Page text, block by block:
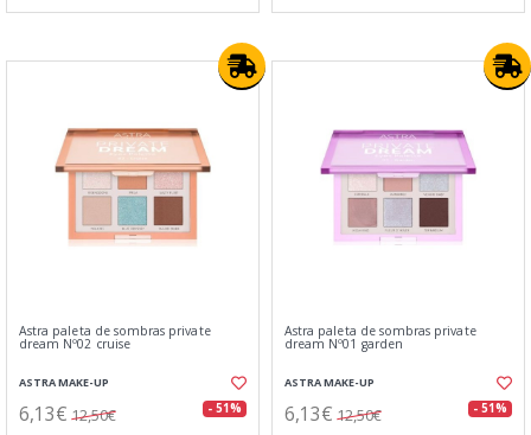
Astra paleta de sombras private
dream Nº02 cruise
ASTRA MAKE-UP
6,13€ 12,50€ - 51%
Astra paleta de sombras private
dream Nº01 garden
ASTRA MAKE-UP
6,13€ 12,50€ - 51%